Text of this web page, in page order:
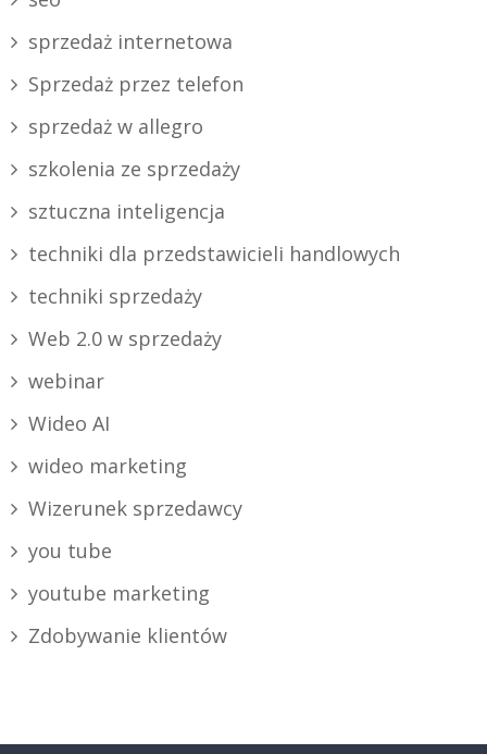
sprzedaż internetowa
Sprzedaż przez telefon
sprzedaż w allegro
szkolenia ze sprzedaży
sztuczna inteligencja
techniki dla przedstawicieli handlowych
techniki sprzedaży
Web 2.0 w sprzedaży
webinar
Wideo AI
wideo marketing
Wizerunek sprzedawcy
you tube
youtube marketing
Zdobywanie klientów